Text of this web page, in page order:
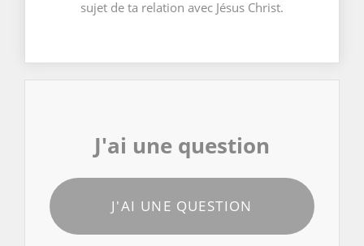
sujet de ta relation avec Jésus Christ.
J'ai une question
J'AI UNE QUESTION